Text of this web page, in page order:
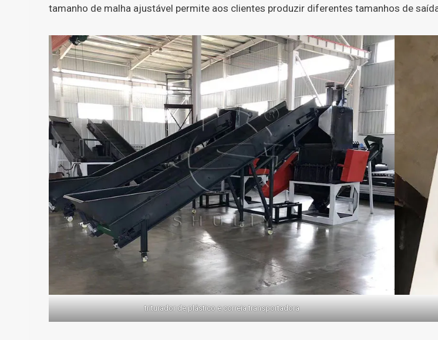
tamanho de malha ajustável permite aos clientes produzir diferentes tamanhos de
triturador de plástico e correia transportadora